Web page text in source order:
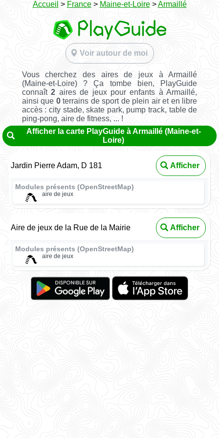
Accueil > France> Maine-et-Loire>Armaillé
Voir autour de moi
Vous cherchez des aires de jeux à Armaillé
(Maine-et-Loire) ? Ça tombe bien, PlayGuide
connaît2 aires de jeux pour enfants à Armaillé,
ainsi que 0terrains de sport de plein air et en libre
accès : city stade, skate park, pump track, table de
ping-pong, aire de fitness, ... !
Afficher la carte PlayGuide à Armaillé (Maine-et-
Loire)
Jardin Pierre Adam, D 181 Afficher
Modules présents (OpenStreetMap)
aire de jeux
Aire de jeux de la Rue de la Mairie Afficher
Modules présents (OpenStreetMap)
aire de jeux